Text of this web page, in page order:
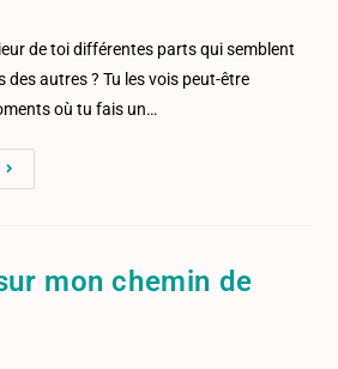
de toi différentes parts qui semblent
des autres ? Tu les vois peut-être
où tu fais un…
mon chemin de